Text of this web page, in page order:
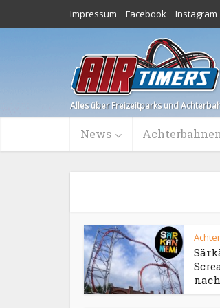
Impressum Facebook Instagram
Alles über Freizeitparks und
News Achterbahnen